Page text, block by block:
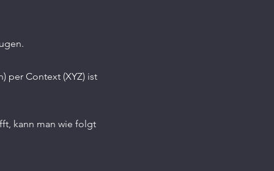
per Context (XYZ) ist
kann man wie folgt